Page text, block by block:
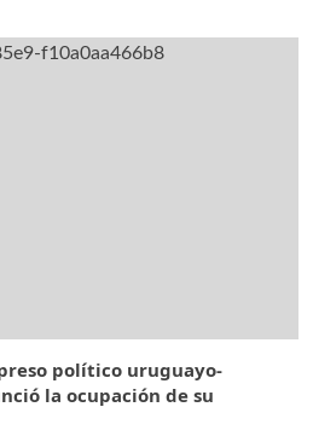
político uruguayo-
la ocupación de su